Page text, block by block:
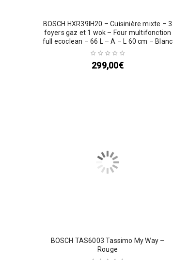
BOSCH HXR39IH20 – Cuisinière mixte – 3
foyers gaz et 1 wok – Four multifonction
full ecoclean – 66 L – A – L 60 cm – Blanc
299,00€
BOSCH TAS6003 Tassimo My Way –
Rouge